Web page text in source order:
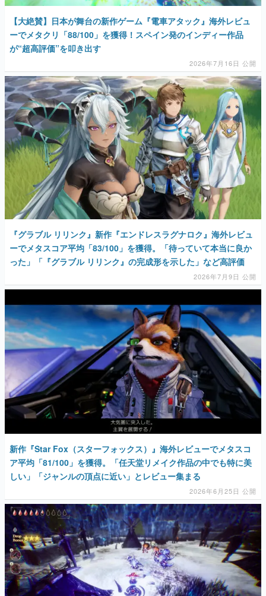
【大絶賛】日本が舞台の新作ゲーム『電車アタック』海外レビュ
ーでメタクリ「88/100」を獲得！スペイン発のインディー作品
が“超高評価”を叩き出す
2026年7月16日 公開
『グラブル リリンク』新作『エンドレスラグナロク』海外レビュ
ーでメタスコア平均「83/100」を獲得。「待っていて本当に良か
った」「『グラブル リリンク』の完成形を示した」など高評価
2026年7月9日 公開
新作『Star Fox（スターフォックス）』海外レビューでメタスコ
ア平均「81/100」を獲得。「任天堂リメイク作品の中でも特に美
しい」「ジャンルの頂点に近い」とレビュー集まる
2026年6月25日 公開